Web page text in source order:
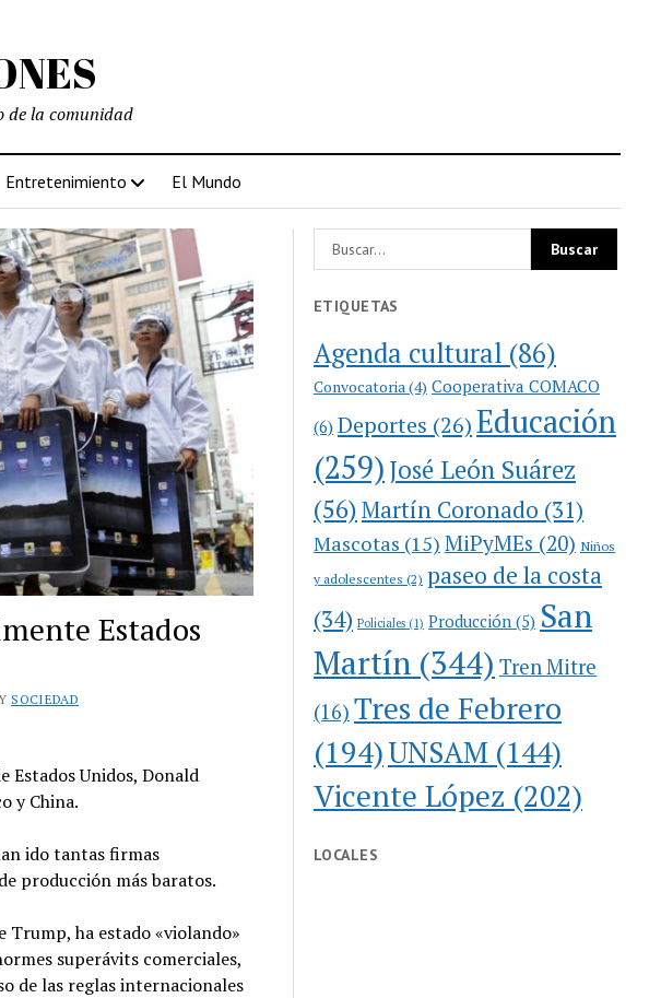
de la comunidad
Entretenimiento El Mundo
Estados
SOCIEDAD
Estados Unidos, Donald
y China.
ido tantas firmas
producción más baratos.
Trump, ha estado «violando»
superávits comerciales,
de las reglas internacionales
ETIQUETAS
Agenda cultural (86)
Convocatoria (4) Cooperativa COMACO
(6) Deportes (26)Educación
(259)José León Suárez
(56)Martín Coronado (31)
Mascotas (15) MiPyMEs (20) Niños
y adolescentes (2) paseo de la costa
(34) Policiales (1) Producción (5) San
Martín (344) Tren Mitre
(16) Tres de Febrero
(194)UNSAM (144)
Vicente López (202)
LOCALES